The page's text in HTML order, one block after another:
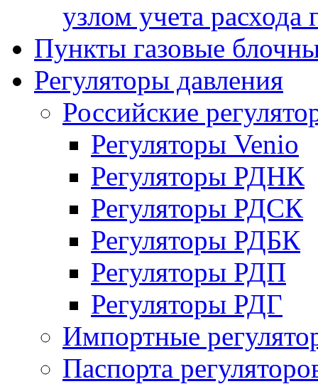
узлом учета расхода
Пункты газовые
Регуляторы давления
Российские
Регуляторы Venio
Регуляторы РДНК
Регуляторы РДСК
Регуляторы РДБК
Регуляторы РДП
Регуляторы РДГ
Импортные
Паспорта